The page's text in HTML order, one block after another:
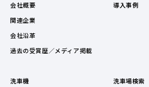
会社概要
関連企業
会社沿革
過去の受賞歴／メディア掲載
導入事例
洗車機
洗車場検索